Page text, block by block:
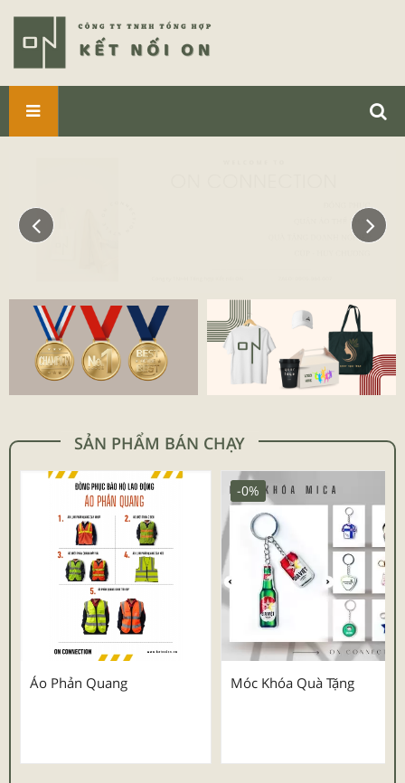
SẢN PHẨM BÁN CHẠY
Áo Phản Quang Móc Khóa Quà Tặng
-0%